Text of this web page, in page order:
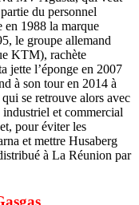
du personnel
en 1988 la marque
le groupe allemand
KTM), rachète
jette l’éponge en 2007
à son tour en 2014 à
se retrouve alors avec
et commercial
pour éviter les
et mettre Husaberg
à La Réunion par